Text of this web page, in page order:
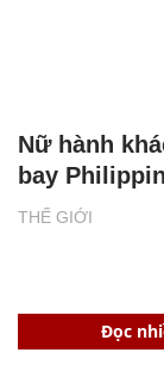
THẾ GIỚI
Nữ hành
bay
Đọc